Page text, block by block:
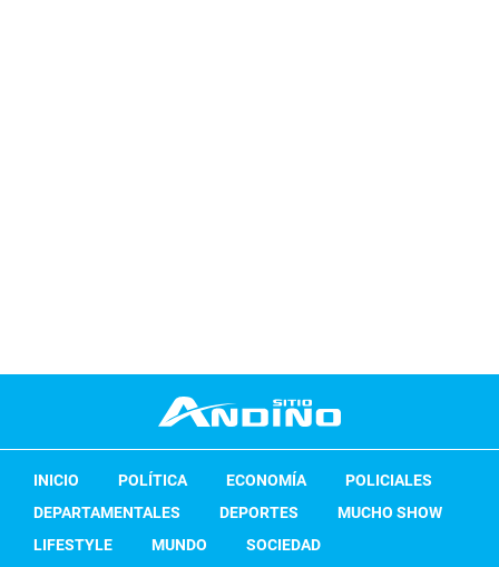
INICIO POLÍTICA ECONOMÍA
POLICIALES
DEPARTAMENTALES
DEPORTES
MUCHO SHOW
LIFESTYLE
MUNDO SOCIEDAD